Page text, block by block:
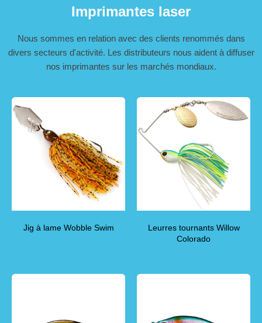
Imprimantes laser
Nous sommes en relation avec des clients renommés dans
divers secteurs d'activité. Les distributeurs nous aident à diffuser
nos imprimantes sur les marchés mondiaux.
Jig à lame Wobble Swim
Leurres tournants Willow
Colorado